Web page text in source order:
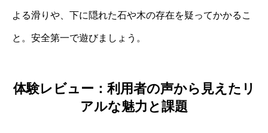
よる滑りや、下に隠れた石や木の存在を疑ってかかるこ
と。安全第一で遊びましょう。
体験レビュー：利用者の声から見えたリ
アルな魅力と課題